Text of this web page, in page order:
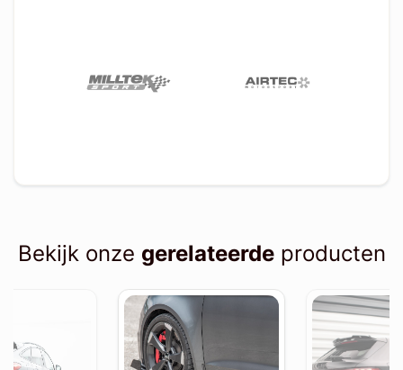
Bekijk onze gerelateerdeproducten